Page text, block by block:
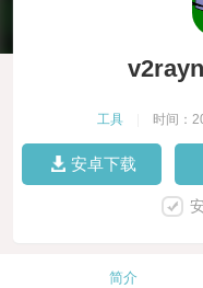
工具 时间：
安卓下载
简介